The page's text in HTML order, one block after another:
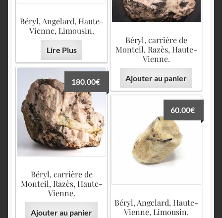
Béryl, Angelard, Haute-
Vienne, Limousin.
Lire Plus
Béryl, carrière de
Monteil, Razès, Haute-
Vienne.
Ajouter au panier
Béryl, carrière de
Monteil, Razès, Haute-
Vienne.
180.00€
Ajouter au panier
Béryl, Angelard, Haute-
Vienne, Limousin.
60.00€